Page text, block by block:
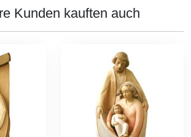
Kunden kauften auch